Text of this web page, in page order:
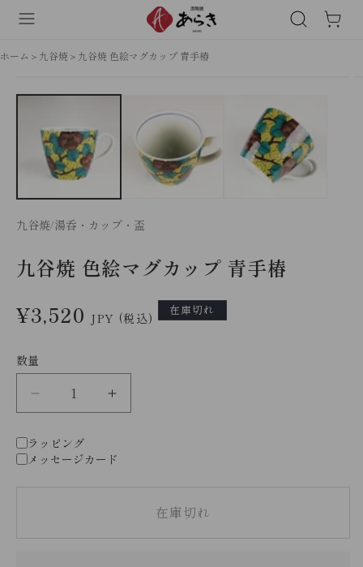
ホーム 九谷焼 九谷焼 色絵マグカップ 青手椿
品
に
九谷焼 湯呑・カップ・盃
九谷焼 色絵マグカップ 青手椿
通
常
格
¥3,520 JPY (税込)
在庫切れ
数量
ラッピング
メッセージカード
在庫切れ